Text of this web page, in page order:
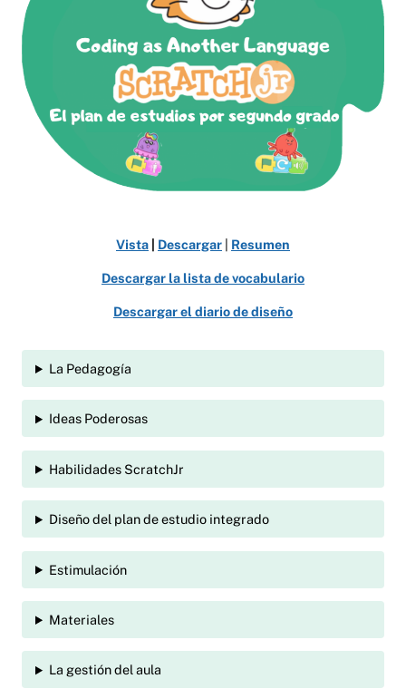
Vista | Descargar Resumen
Descargar la lista de vocabulario
Descargar el diario de diseño
La Pedagogía
Ideas Poderosas
Habilidades ScratchJr
Diseño del plan de estudio integrado
Estimulación
Materiales
La gestión del aula